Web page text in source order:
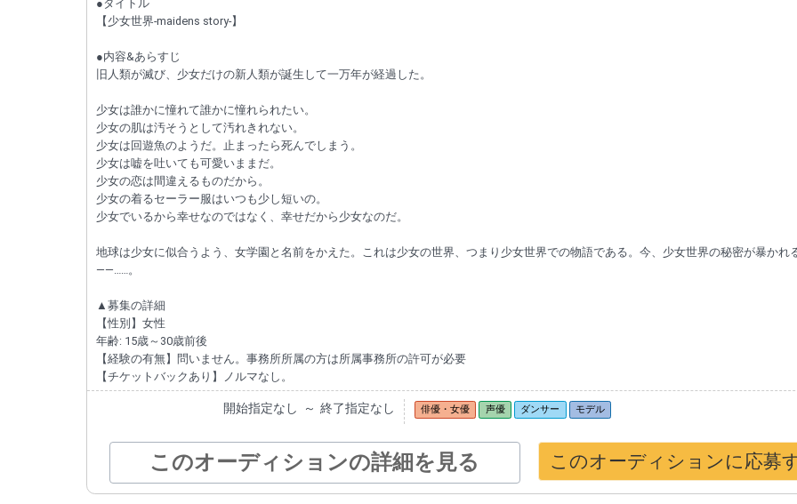
●タイトル
【少女世界-maidens story-】
●内容&あらすじ
旧人類が滅び、少女だけの新人類が誕生して一万年が経過した。
少女は誰かに憧れて誰かに憧れられたい。
少女の肌は汚そうとして汚れきれない。
少女は回遊魚のようだ。止まったら死んでしまう。
少女は嘘を吐いても可愛いままだ。
少女の恋は間違えるものだから。
少女の着るセーラー服はいつも少し短いの。
少女でいるから幸せなのではなく、幸せだから少女なのだ。
地球は少女に似合うよう、女学園と名前をかえた。これは少女の世界、つまり少女世界での物語である。今、少女世界の秘密が暴かれ
――……。
▲募集の詳細
【性別】女性
年齢: 15歳～30歳前後
【経験の有無】問いません。事務所所属の方は所属事務所の許可が必要
【チケットバックあり】ノルマなし。
開始指定なし ～ 終了指定なし 俳優・女優 声優 ダンサー モデル
このオーディションの詳細を見る このオーディションに応募